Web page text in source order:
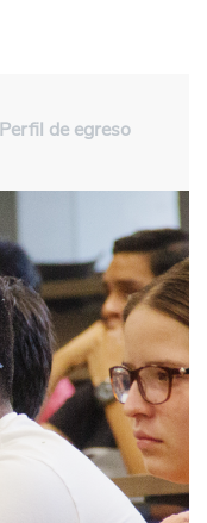
Perfil de egreso